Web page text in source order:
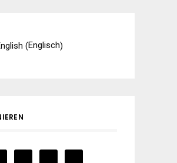
(Englisch)